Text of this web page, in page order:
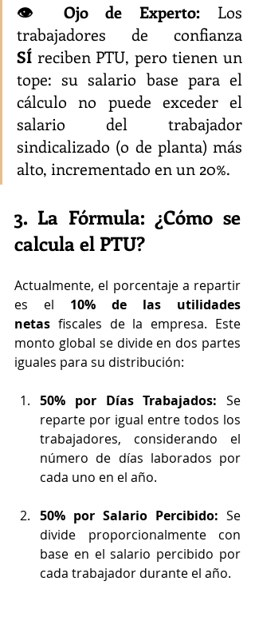
👁️ Ojo de Experto: Los
SÍ reciben PTU, pero tienen un
tope: su salario base para el
cálculo no puede exceder el
salario del trabajador
sindicalizado (o de planta) más
alto, incrementado en un 20%.
3. La Fórmula: ¿Cómo se
calcula el PTU?
Actualmente, el porcentaje a repartir
es el 10% de las utilidades
netas fiscales de la empresa. Este
monto global se divide en dos partes
iguales para su distribución:
50% por Días Trabajados: Se
reparte por igual entre todos los
trabajadores, considerando el
número de días laborados por
cada uno en el año.
50% por Salario Percibido: Se
divide proporcionalmente con
base en el salario percibido por
cada trabajador durante el año.